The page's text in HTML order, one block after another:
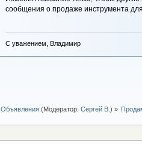
сообщения о продаже инструмента
С уважением, Владимир
Объявления(Модератор: Сергей В. ) »